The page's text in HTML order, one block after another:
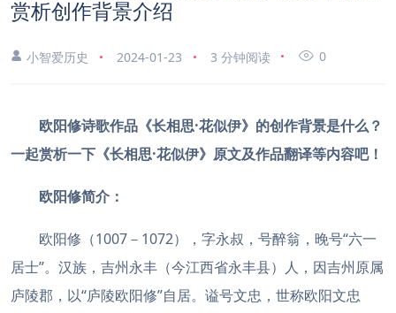
赏析创作背景介绍
小智爱历史 2024-01-23 3 分钟阅读 0
欧阳修诗歌作品《长相思·花似伊》的创作背景是什么？
一起赏析一下 《长相思·花似伊》原文及作品翻译等内容吧！
欧阳修简介：
欧阳修（1007－1072），字永叔，号醉翁，晚号“六一
居士”。汉族，吉州永丰（今江西省永丰县）人，因吉州原属
庐陵郡，以“庐陵欧阳修”自居。谥号文忠，世称欧阳文忠